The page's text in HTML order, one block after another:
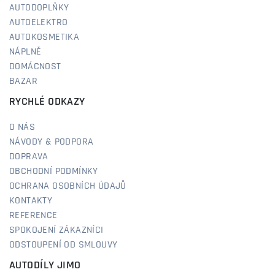
AUTODOPLŇKY
AUTOELEKTRO
AUTOKOSMETIKA
NÁPLNĚ
DOMÁCNOST
BAZAR
RYCHLÉ ODKAZY
O NÁS
NÁVODY & PODPORA
DOPRAVA
OBCHODNÍ PODMÍNKY
OCHRANA OSOBNÍCH ÚDAJŮ
KONTAKTY
REFERENCE
SPOKOJENÍ ZÁKAZNÍCI
ODSTOUPENÍ OD SMLOUVY
AUTODÍLY JIMO